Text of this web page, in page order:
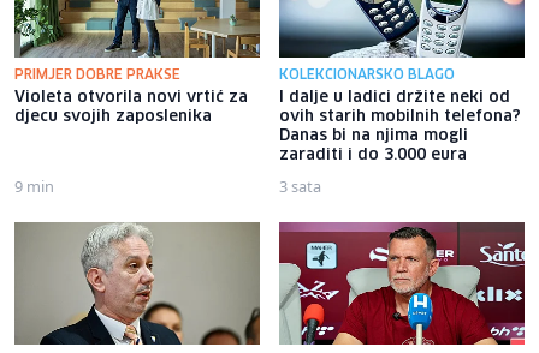
PRIMJER DOBRE PRAKSE
Violeta otvorila novi vrtić za
djecu svojih zaposlenika
9 min
KOLEKCIONARSKO BLAGO
I dalje u ladici držite neki od
ovih starih mobilnih telefona?
Danas bi na njima mogli
zaraditi i do 3.000 eura
3 sata